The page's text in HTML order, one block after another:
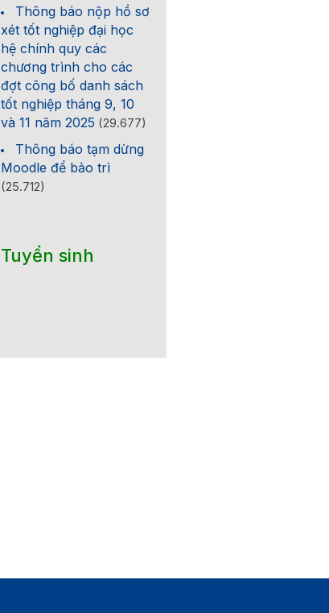
Thông báo nộp hồ sơ
xét tốt nghiệp đại học
hệ chính quy các
chương trình cho các
đợt công bố danh sách
tốt nghiệp tháng 9, 10
và 11 năm 2025 (29.677)
Thông báo tạm dừng
Moodle để bảo trì
(25.712)
Tuyển sinh